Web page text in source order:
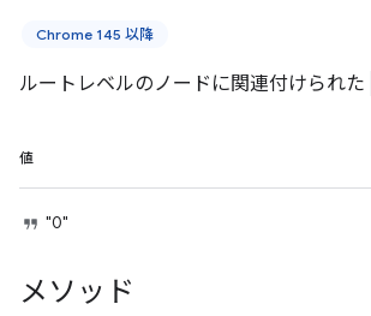
Chrome 145 以降
ルートレベルのノードに関連付けられた
値
"0"
メソッド